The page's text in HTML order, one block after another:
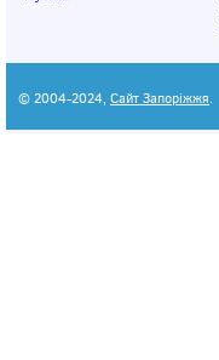
© 2004-2024, Сайт Запоріжжя.